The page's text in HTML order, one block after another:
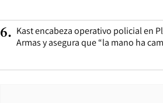
6. Kast encabeza operativo policial en
Armas y asegura que “la mano ha